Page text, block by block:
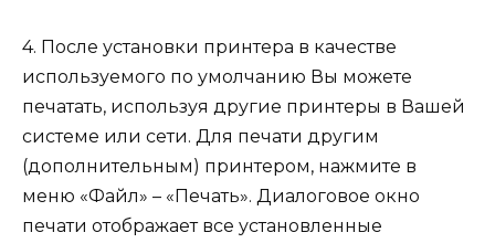
4. После установки принтера в качестве
используемого по умолчанию Вы можете
печатать, используя другие принтеры в Вашей
системе или сети. Для печати другим
(дополнительным) принтером, нажмите в
меню «Файл» – «Печать». Диалоговое окно
печати отображает все установленные